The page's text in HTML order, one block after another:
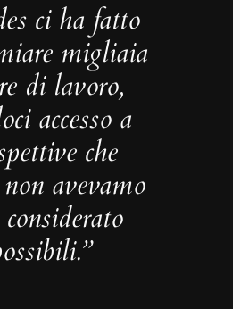
ci ha fatto
migliaia
di lavoro,
accesso a
che
avevamo